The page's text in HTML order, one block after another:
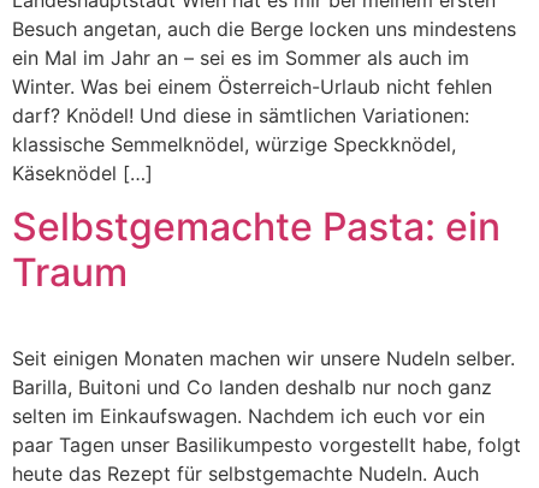
Besuch angetan, auch die Berge locken uns mindestens
ein Mal im Jahr an – sei es im Sommer als auch im
Winter. Was bei einem Österreich-Urlaub nicht fehlen
darf? Knödel! Und diese in sämtlichen Variationen:
klassische Semmelknödel, würzige Speckknödel,
Käseknödel […]
Selbstgemachte Pasta: ein
Traum
Seit einigen Monaten machen wir unsere Nudeln selber.
Barilla, Buitoni und Co landen deshalb nur noch ganz
selten im Einkaufswagen. Nachdem ich euch vor ein
paar Tagen unser Basilikumpesto vorgestellt habe, folgt
heute das Rezept für selbstgemachte Nudeln. Auch